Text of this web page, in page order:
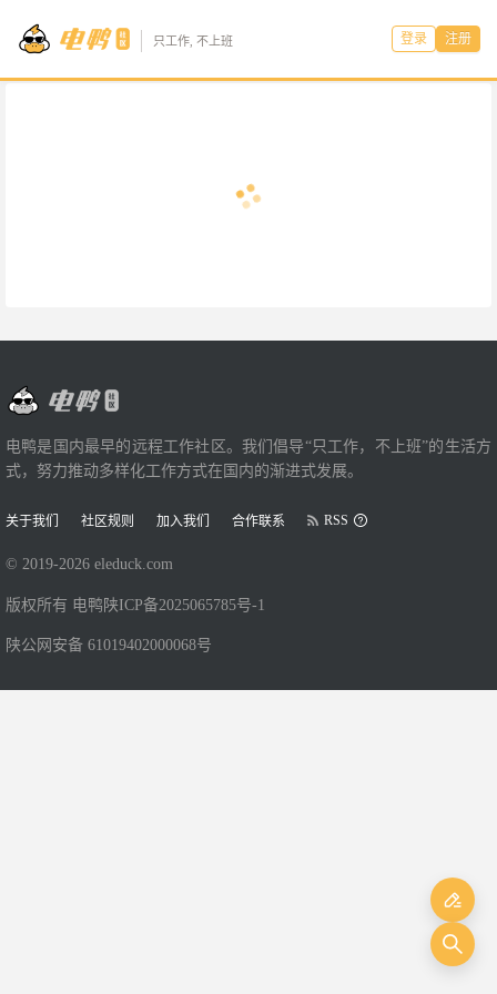
只工作, 不上班 登录 注册
电鸭是国内最早的远程工作社区。我们倡导“只工作，不上班”的生活方
式，努力推动多样化工作方式在国内的渐进式发展。
关于我们 社区规则 加入我们 合作联系 RSS
© 2019-2026 eleduck.com
版权所有 电鸭 陕ICP备2025065785号-1
陕公网安备 61019402000068号